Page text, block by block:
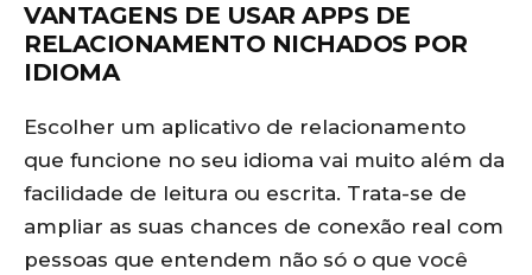
VANTAGENS DE USAR APPS DE
RELACIONAMENTO NICHADOS POR
IDIOMA
Escolher um aplicativo de relacionamento
que funcione no seu idioma vai muito além da
facilidade de leitura ou escrita. Trata-se de
ampliar as suas chances de conexão real com
pessoas que entendem não só o que você